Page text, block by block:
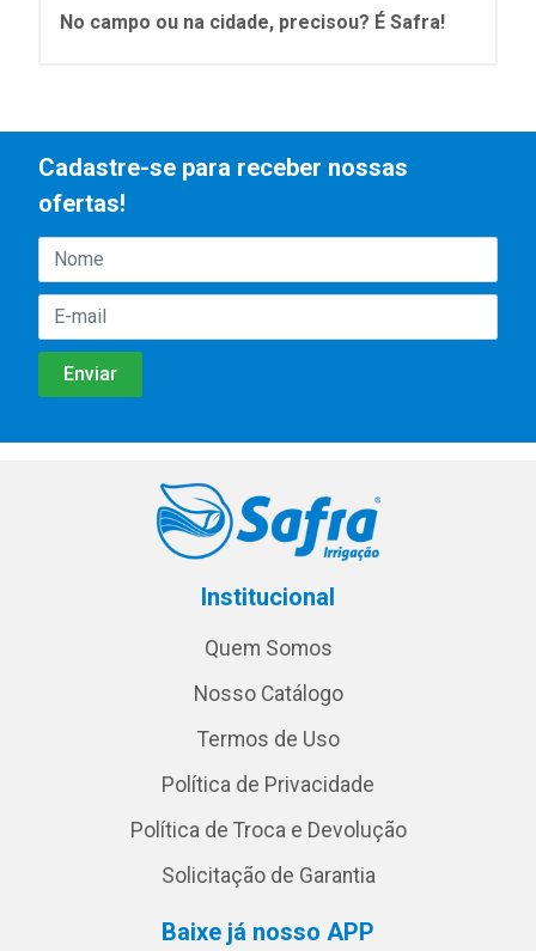
No campo ou na cidade, precisou? É Safra!
Cadastre-se para receber nossas
ofertas!
Institucional
Quem Somos
Nosso Catálogo
Termos de Uso
Política de Privacidade
Política de Troca e Devolução
Solicitação de Garantia
Baixe já nosso APP